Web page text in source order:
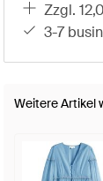
zzgl.
3-7
Weitere Artikel